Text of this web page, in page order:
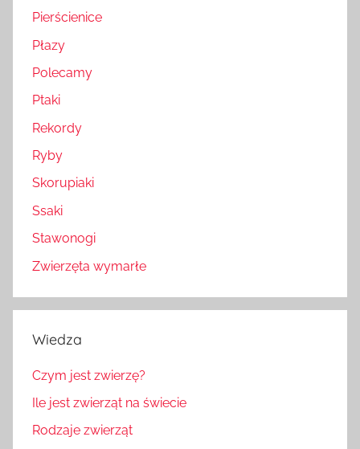
Pierścienice
Płazy
Polecamy
Ptaki
Rekordy
Ryby
Skorupiaki
Ssaki
Stawonogi
Zwierzęta wymarłe
Wiedza
Czym jest zwierzę?
Ile jest zwierząt na świecie
Rodzaje zwierząt